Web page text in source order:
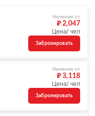
Начиная от
₽ 2,047
Цена/ чел
Забронировать
Начиная от
₽ 3,118
Цена/ чел
Забронировать